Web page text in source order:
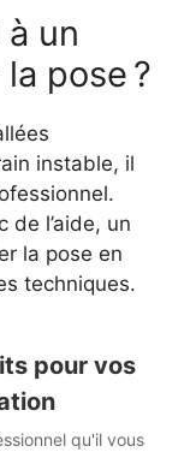
un
pose ?
instable, il
de l’aide, un
la pose en
techniques.
pour vos
qu'il vous